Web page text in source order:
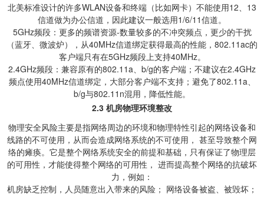
北美标准设计的许多WLAN设备和终端（比如网卡）不能使用12、13
信道做为办公信道，因此建议一般选用1/6/11信道。
5GHz频段：更多的频谱资源-数量较多的不冲突频点，更少的干扰
（蓝牙、微波炉），从40MHz信道绑定获得最高的性能，802.11ac的
客户端只有在5GHz频段上支持40MHz。
2.4GHz频段：兼容原有的802.11a、b/g的客户端；不建议在2.4GHz
频点使用40MHz信道绑定，大部分客户端不支持；避免了802.11a、
b/g与802.11n混用，降低性能。
2.3 机房物理环境整改
物理安全风险主要是指网络周边的环境和物理特性引起的网络设备和
线路的不可使用，从而会造成网络系统的不可使用， 甚至导致整个网
络的瘫痪。它是整个网络系统安全的前提和基础，只有保证了物理层
的可用性，才能使得整个网络的可用性， 进而提高整个网络的抗破坏
力，例如：
机房缺乏控制，人员随意出入带来的风险； 网络设备被盗、被毁坏；